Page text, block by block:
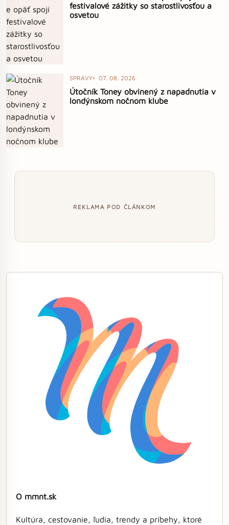
festivalové zážitky so starostlivosťou a
osvetou
SPRÁVY 07. 08. 2026
Útočník Toney obvinený z napadnutia v
londýnskom nočnom klube
REKLAMA POD ČLÁNKOM
O mmnt.sk
Kultúra, cestovanie, ľudia, trendy a príbehy, ktoré